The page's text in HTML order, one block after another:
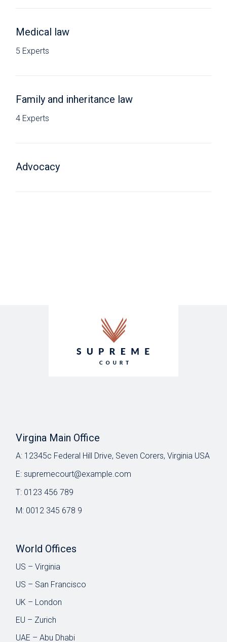
Medical law
5 Experts
Family and inheritance law
4 Experts
Advocacy
Virgina Main Office
A: 12345c Federal Hill Drive, Seven Corers, Virginia USA
E:supremecourt@example.com
T: 0123 456 789
M: 0012 345 678 9
World Offices
US – Virginia
US – San Francisco
UK – London
EU – Zurich
UAE – Abu Dhabi